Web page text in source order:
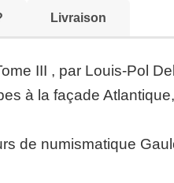
Livraison
III , par Louis-Pol
à la façade
de numismatique